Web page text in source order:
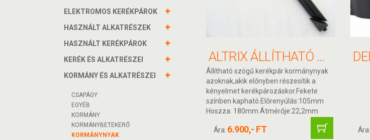
ALTRIX ÁLLÍTHATÓ MENETES KERÉKPÁR KORMÁNYNYAK 22,2 ALU 105/180MM
Állítható szögű kerékpár kormánynyak
azoknak,akik előnyben részesítik a
kényelmet kerékpározáskor.Fekete
színben kapható.Előrenyúlás:105mm
Hoszza: 180mm Átmérője:22,2mm
Ára: 6.900,- FT Ára:
ELEKTROMOS KERÉKPÁROK
HASZNÁLT ALKATRÉSZEK
HASZNÁLT KERÉKPÁROK
KERÉK ÉS ALKATRÉSZEI
KORMÁNY ÉS ALKATRÉSZEI
CSAPÁGY
EGYÉB
KORMÁNY
KORMÁNYBETEKERŐ
KORMÁNYNYAK